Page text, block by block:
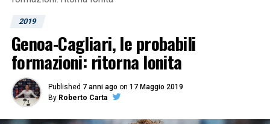
2019
Genoa-Cagliari, le probabili
formazioni: ritorna Ionita
Published 7 anni ago on 17 Maggio 2019
By Roberto Carta